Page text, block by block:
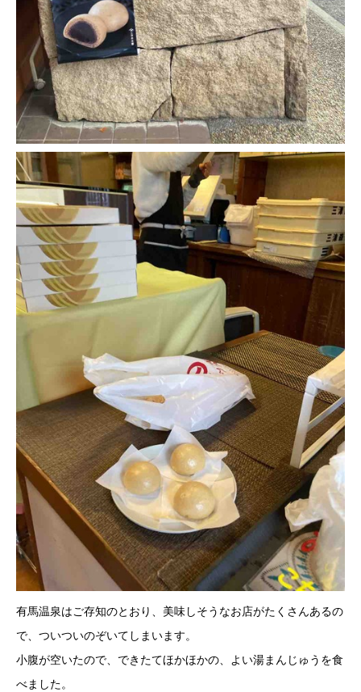
有馬温泉はご存知のとおり、美味しそうなお店がたくさんあるの
で、ついついのぞいてしまいます。
小腹が空いたので、できたてほかほかの、よい湯まんじゅうを食
べました。